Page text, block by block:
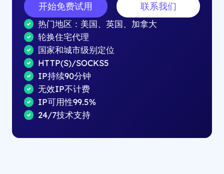
开始免费试用 联系我们
热门地区：美国、英国、加拿大
轮换住宅代理
国家和城市级别定位
HTTP(S)/SOCKS5
IP持续90分钟
无效IP不计费
IP可用性99.5%
24/7技术支持